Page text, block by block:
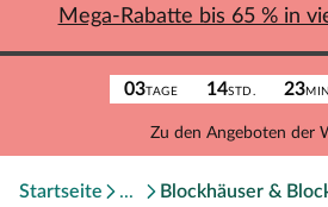
03TAGE 14STD. 23MIN.
Zu den Angeboten der
Mega-Rabatte bis 65 % in
Startseite Blockhäuser &